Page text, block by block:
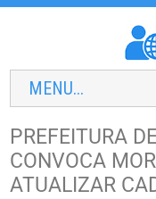
MENU...
PREFEITURA
CONVOCA
ATUALIZAR